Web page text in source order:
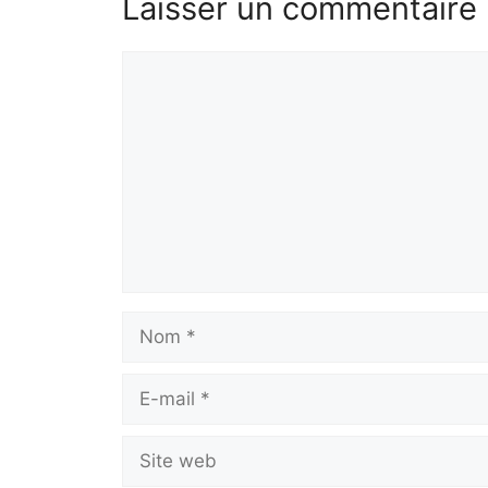
Laisser un commentaire
mail
web